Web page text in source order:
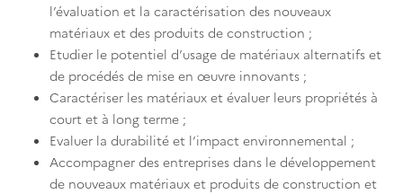
l’évaluation et la caractérisation des nouveaux
matériaux et des produits de construction ;
Etudier le potentiel d’usage de matériaux alternatifs et
de procédés de mise en œuvre innovants ;
Caractériser les matériaux et évaluer leurs propriétés à
court et à long terme ;
Evaluer la durabilité et l’impact environnemental ;
Accompagner des entreprises dans le développement
de nouveaux matériaux et produits de construction et